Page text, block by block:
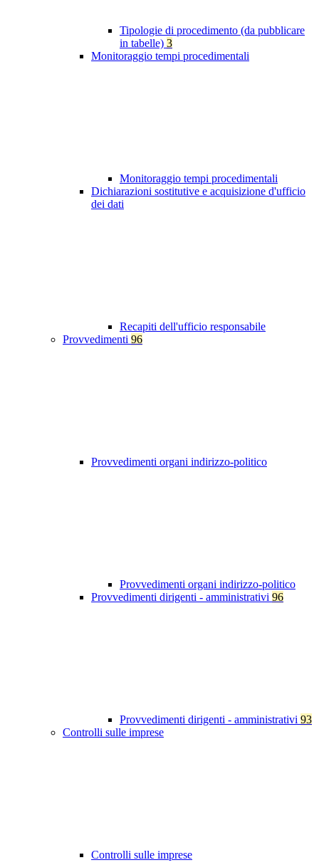
Tipologie di procedimento (da pubblicare
in tabelle) 3
Monitoraggio tempi procedimentali
Monitoraggio tempi procedimentali
Dichiarazioni sostitutive e acquisizione d'ufficio
dei dati
Recapiti dell'ufficio responsabile
Provvedimenti 96
Provvedimenti organi indirizzo-politico
Provvedimenti organi indirizzo-politico
Provvedimenti dirigenti - amministrativi 96
Provvedimenti dirigenti - amministrativi 93
Controlli sulle imprese
Controlli sulle imprese